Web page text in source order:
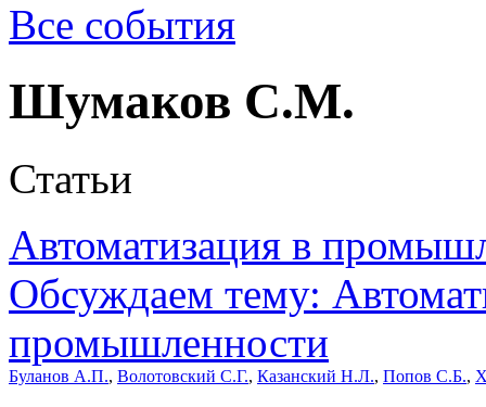
Все события
Шумаков С.М.
Статьи
Автоматизация в
Обсуждаем тему:
промышленности
Буланов А.П., Волотовский С.Г., Казанский Н.Л., Попов С.Б.,